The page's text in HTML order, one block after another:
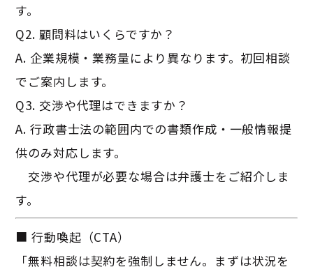
す。
Q2. 顧問料はいくらですか？
A. 企業規模・業務量により異なります。初回相談
でご案内します。
Q3. 交渉や代理はできますか？
A. 行政書士法の範囲内での書類作成・一般情報提
供のみ対応します。
交渉や代理が必要な場合は弁護士をご紹介しま
す。
■ 行動喚起（CTA）
「無料相談は契約を強制しません。まずは状況を